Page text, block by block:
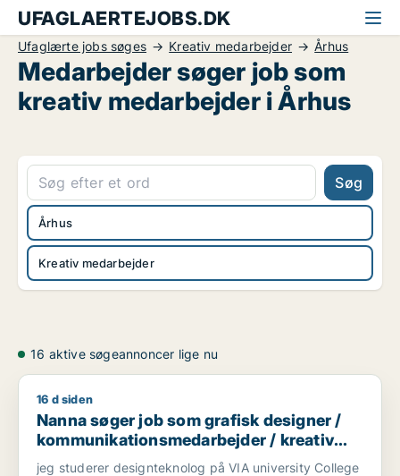
UFAGLAERTEJOBS.DK
Ufaglærte jobs søges Kreativ medarbejder Århus
Medarbejder søger job som
kreativ medarbejder i Århus
Søg
Kreativ medarbejder
Århus
16 aktive søgeannoncer lige nu
Nanna søger job som grafisk designer /
16 d siden
Nanna søger job som grafisk designer /
kommunikationsmedarbejder / kreativ
medarbejder
jeg studerer designteknolog på VIA university College